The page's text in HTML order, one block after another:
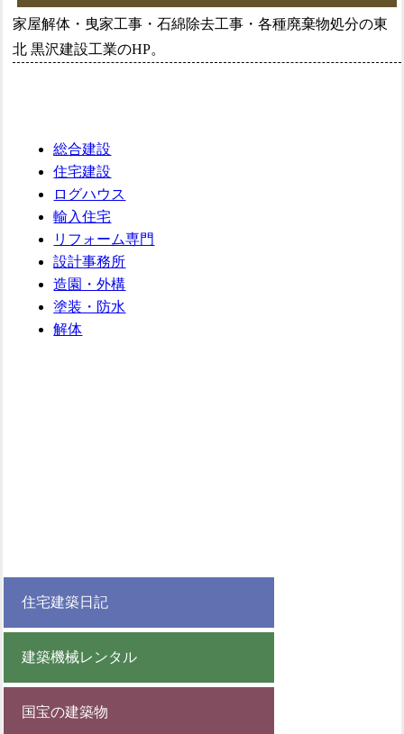
家屋解体・曳家工事・石綿除去工事・各種廃棄物処分の東
北 黒沢建設工業のHP。
総合建設
住宅建設
ログハウス
輸入住宅
リフォーム専門
設計事務所
造園・外構
塗装・防水
解体
住宅建築日記
建築機械レンタル
国宝の建築物